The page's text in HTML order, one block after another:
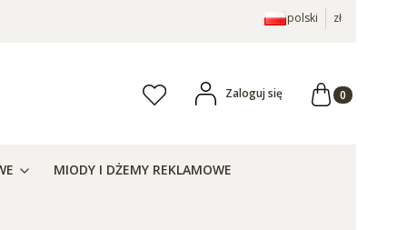
polski zł
Ulubione Zaloguj się Produkty w
MIODY I DŻEMY REKLAMOWE